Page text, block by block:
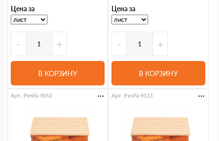
Цена за
- +
В КОРЗИНУ
Цена за
- +
В КОРЗИНУ
Арт. PenFa-9053 Арт. PenFa-9113